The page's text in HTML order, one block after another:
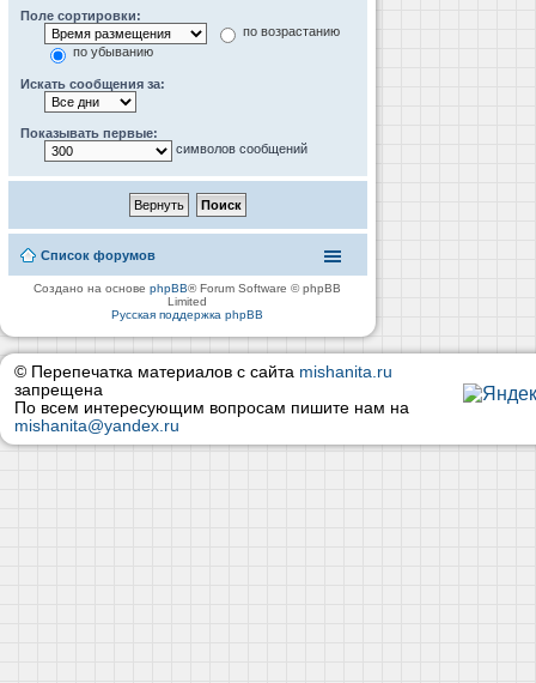
Поле сортировки:
по возрастанию
по убыванию
Искать сообщения за:
Показывать первые:
символов сообщений
Список форумов
Создано на основеphpBB® Forum Software © phpBB
Limited
Русская поддержка phpBB
© Перепечатка материалов с сайта mishanita.ru
запрещена
По всем интересующим вопросам пишите нам на
mishanita@yandex.ru